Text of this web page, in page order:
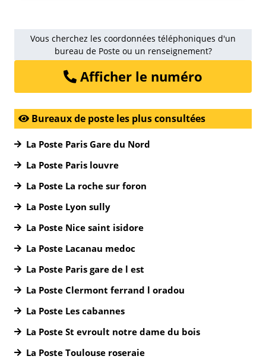
Vous cherchez les coordonnées téléphoniques d'un
bureau de Poste ou un renseignement?
Afficher le numéro
Bureaux de poste les plus consultées
La Poste Paris Gare du Nord
La Poste Paris louvre
La Poste La roche sur foron
La Poste Lyon sully
La Poste Nice saint isidore
La Poste Lacanau medoc
La Poste Paris gare de l est
La Poste Clermont ferrand l oradou
La Poste Les cabannes
La Poste St evroult notre dame du bois
La Poste Toulouse roseraie